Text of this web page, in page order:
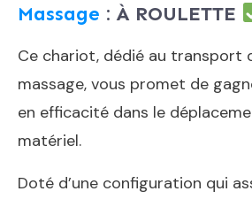
Massage : À ROULETTE
Ce chariot, dédié au transport
massage, vous promet de
en efficacité dans le
matériel.
Doté d’une configuration qui